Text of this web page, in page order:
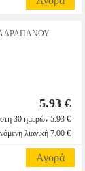
ΔΡΑΠΑΝΟΥ
5.93 €
30 ημερών 5.93 €
λιανική 7.00 €
Αγορά